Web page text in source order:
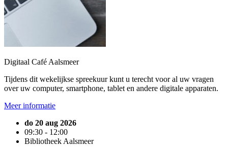
Digitaal Café Aalsmeer
Tijdens dit wekelijkse spreekuur kunt u terecht voor al uw vragen
over uw computer, smartphone, tablet en andere digitale apparaten.
Meer informatie
do 20 aug 2026
09:30 - 12:00
Bibliotheek Aalsmeer